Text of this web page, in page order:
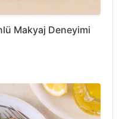
Makyaj Deneyimi